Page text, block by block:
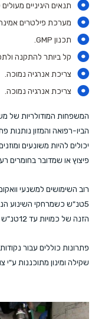
תנאים היגיניים
מערכת פילטרים
תכנון GMP.
קל ביותר להתקנה
צריכת אנרגיה נמוכה.
צריכת אנרגיה נמוכה.
המשפחות המודולריות של
הביו-רפואה והמזון נותנות
יכולים להיות משונעים
פיצוץ או שמדובר בחומרים
רוב השימושים למשנעי
הזנה של כמויות עד 12טנ"ש ומרחקים של 80מ' וגבהים של 35מ'.
פתרונות כוללים עבור
שקילה ומינון מתוכננות ע"י